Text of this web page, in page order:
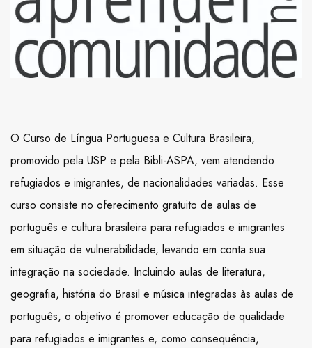
O Curso de Língua Portuguesa e Cultura Brasileira,
promovido pela USP e pela Bibli-ASPA, vem atendendo
refugiados e imigrantes, de nacionalidades variadas. Esse
curso consiste no oferecimento gratuito de aulas de
português e cultura brasileira para refugiados e imigrantes
em situação de vulnerabilidade, levando em conta sua
integração na sociedade. Incluindo aulas de literatura,
geografia, história do Brasil e música integradas às aulas de
português, o objetivo é promover educação de qualidade
para refugiados e imigrantes e, como consequência,